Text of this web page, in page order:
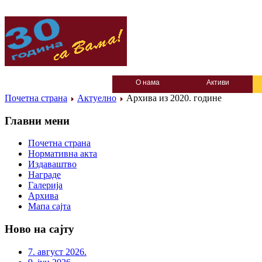
О нама Активи
Почетна страна Актуелно Архива из 2020. године
Главни мени
Почетна страна
Нормативна акта
Издаваштво
Награде
Галерија
Архива
Мапа сајта
Ново на сајту
7. август 2026.